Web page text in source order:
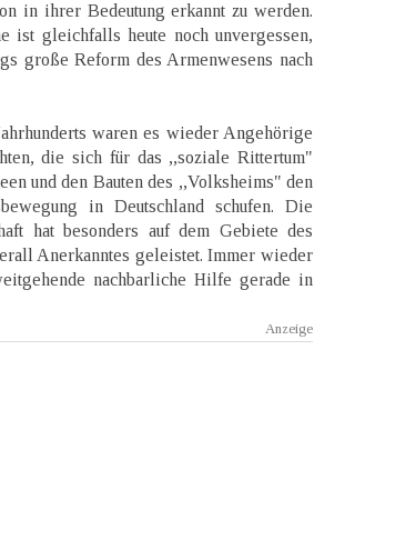
in ihrer Bedeutung erkannt zu werden.
ist gleichfalls heute noch unvergessen,
große Reform des Armenwesens nach
waren es wieder Angehörige
die sich für das ,,soziale Rittertum"
und den Bauten des ,,Volksheims" den
in Deutschland schufen. Die
hat besonders auf dem Gebiete des
Anerkanntes geleistet. Immer wieder
nachbarliche Hilfe gerade in